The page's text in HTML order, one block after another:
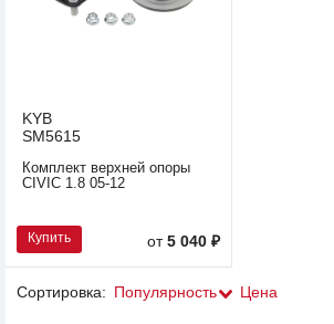
KYB
SM5615
Комплект верхней опоры
CIVIC 1.8 05-12
Купить от5 040 ₽
Сортировка: Популярность Цена